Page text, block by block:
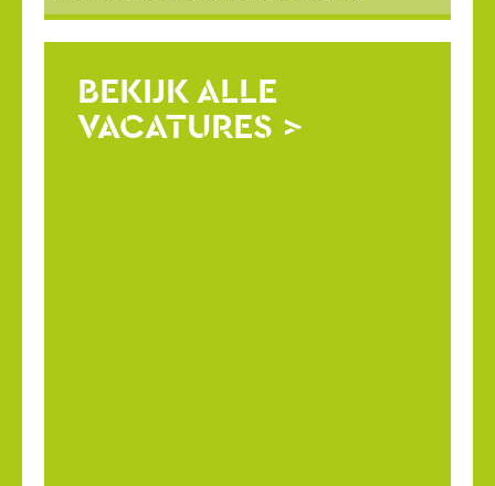
BEKIJK ALLE
VACATURES >